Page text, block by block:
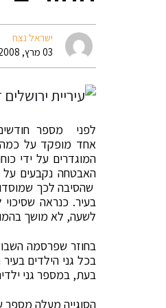
ישראל נצח
03 מרץ, 2008 16:25
לפני מספר
אחד מופקד על כמה
המוגדרים על ידי
האבטחה נקבעים על
שהסיבה לכך
בעיר. כנראה
לשעה, לא מושך
בחוזר שפרסמה
בכל גני הילדים
בעת, במספר גני
הסוגייה מעלה מספר